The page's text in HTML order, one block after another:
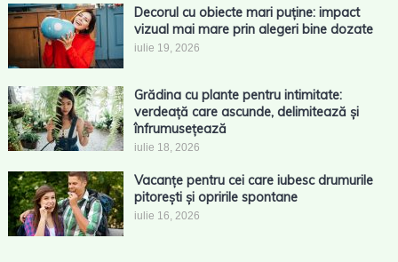
Decorul cu obiecte mari puține: impact
vizual mai mare prin alegeri bine dozate
iulie 19, 2026
Grădina cu plante pentru intimitate:
verdeață care ascunde, delimitează și
înfrumusețează
iulie 18, 2026
Vacanțe pentru cei care iubesc drumurile
pitorești și opririle spontane
iulie 16, 2026